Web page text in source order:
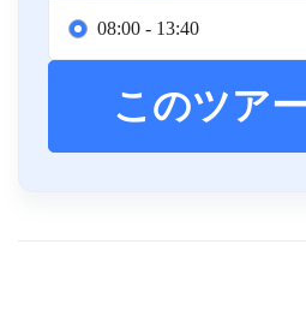
08:00 - 13:40
このツア